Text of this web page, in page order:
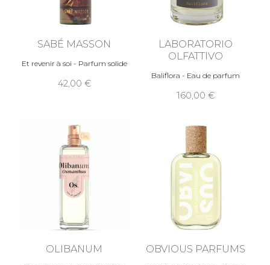
SABÉ MASSON
Et revenir à soi - Parfum solide
42,00
LABORATORIO
OLFATTIVO
Baliflora - Eau de parfum
160,00
OLIBANUM OBVIOUS PARFUMS